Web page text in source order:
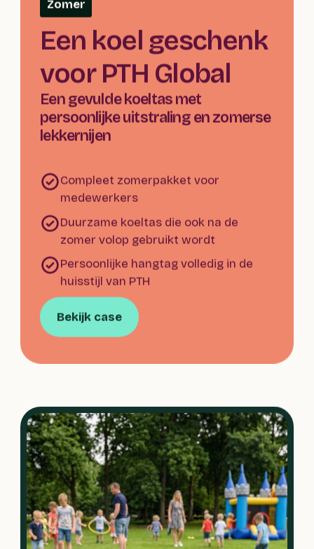
Zomer
Een koel geschenk
voor PTH Global
Een gevulde koeltas met
persoonlijke uitstraling en zomerse
lekkernijen
Compleet zomerpakket voor
medewerkers
Duurzame koeltas die ook na de
zomer volop gebruikt wordt
Persoonlijke hangtag volledig in de
huisstijl van PTH
Bekijk case